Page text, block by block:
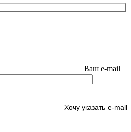
Ваш e-mail
e-mail